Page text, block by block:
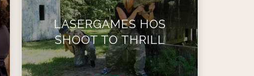
LASERGAMES HOS
SHOOT TO THRILL